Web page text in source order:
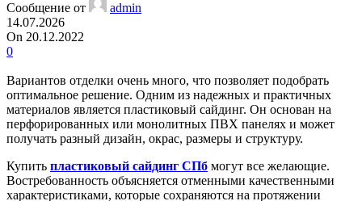
Сообщение от
admin
14.07.2026
On 20.12.2022
0
Вариантов отделки очень много, что позволяет подобрать
оптимальное решение. Одним из надежных и практичных
материалов является пластиковый сайдинг. Он основан на
перфорированных или монолитных ПВХ панелях и может
получать разный дизайн, окрас, размеры и структуру.
Купить пластиковый сайдинг СПб могут все желающие.
Востребованность объясняется отменными качественными
характеристиками, которые сохраняются на протяжении